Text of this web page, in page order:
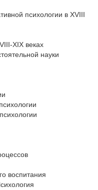
психологии в XVIII
XIX веках
науки
воспитания